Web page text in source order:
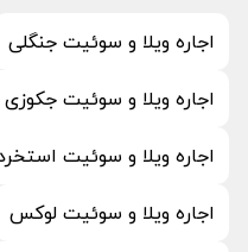
اجاره ویلا و سوئیت جنگلی
اجاره ویلا و سوئیت جکوزی
اجاره ویلا و سوئیت
اجاره ویلا و سوئیت لوکس